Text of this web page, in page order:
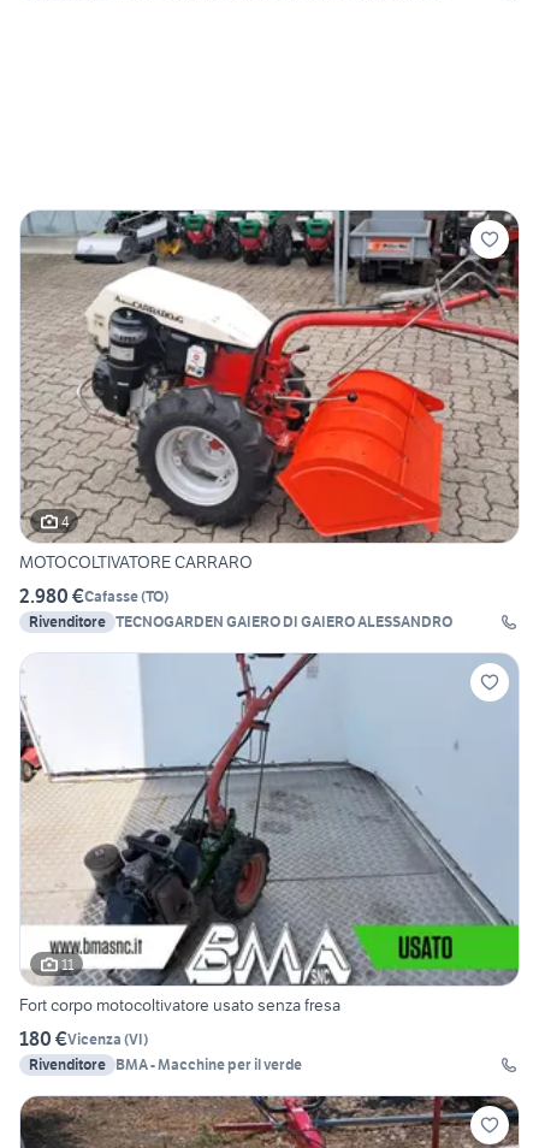
4
MOTOCOLTIVATORE CARRARO
2.980 €Cafasse(TO)
Rivenditore TECNOGARDEN GAIERO DI GAIERO ALESSANDRO
11
Fort corpo motocoltivatore usato senza fresa
180 €Vicenza (VI)
Rivenditore BMA - Macchine per il verde